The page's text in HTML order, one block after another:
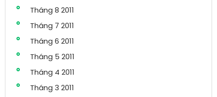
Tháng 8 2011
Tháng 7 2011
Tháng 6 2011
Tháng 5 2011
Tháng 4 2011
Tháng 3 2011